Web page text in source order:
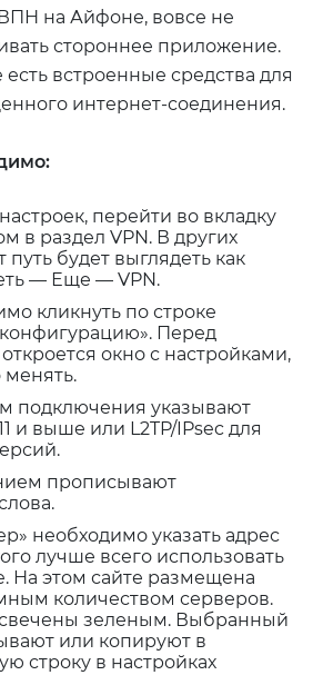
на Айфоне, вовсе не
стороннее приложение.
есть встроенные средства для
интернет-соединения.
перейти во вкладку
в раздел VPN. В других
путь будет выглядеть как
— Еще — VPN.
кликнуть по строке
Перед
окно с настройками,
подключения указывают
и выше или L2TP/IPsec для
прописывают
необходимо указать адрес
лучше всего использовать
На этом сайте размещена
количеством серверов.
зеленым. Выбранный
или копируют в
строку в настройках